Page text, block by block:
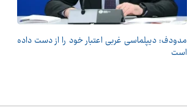
مدودف: دیپلماسی غربی اعتبار خود را از دست داده
است